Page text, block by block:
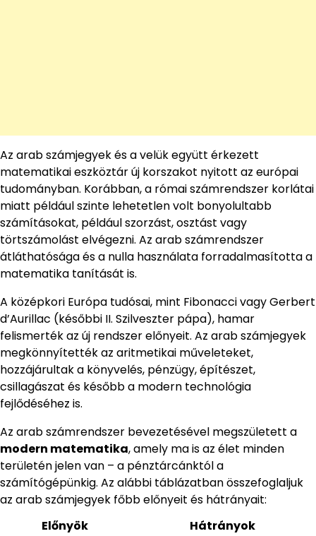
Az arab számjegyek és a velük együtt érkezett
matematikai eszköztár új korszakot nyitott az európai
tudományban. Korábban, a római számrendszer korlátai
miatt például szinte lehetetlen volt bonyolultabb
számításokat, például szorzást, osztást vagy
törtszámolást elvégezni. Az arab számrendszer
átláthatósága és a nulla használata forradalmasította a
matematika tanítását is.
A középkori Európa tudósai, mint Fibonacci vagy Gerbert
d’Aurillac (későbbi II. Szilveszter pápa), hamar
felismerték az új rendszer előnyeit. Az arab számjegyek
megkönnyítették az aritmetikai műveleteket,
hozzájárultak a könyvelés, pénzügy, építészet,
csillagászat és később a modern technológia
fejlődéséhez is.
Az arab számrendszer bevezetésével megszületett a
modern matematika, amely ma is az élet minden
területén jelen van – a pénztárcánktól a
számítógépünkig. Az alábbi táblázatban összefoglaljuk
az arab számjegyek főbb előnyeit és hátrányait:
Előnyök
Hátrányok